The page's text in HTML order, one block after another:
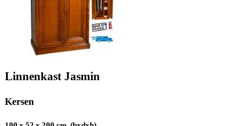
Linnenkast Jasmin
Kersen